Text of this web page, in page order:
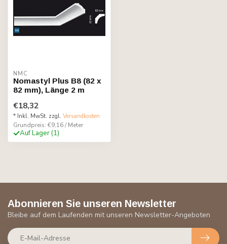
NMC
Nomastyl Plus B8 (82 x
82 mm), Länge 2 m
€18,32
* Inkl. MwSt. zzgl. Versandkosten
Grundpreis: €9,16 / Meter
Auf Lager (1)
Abonnieren Sie unseren Newsletter
Bleibe auf dem Laufenden mit unseren Newsletter-Angeboten